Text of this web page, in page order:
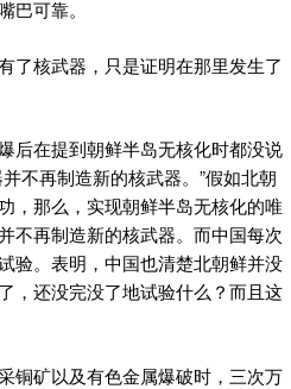
巴可靠。
了核武器，只是证明在那里发生了
后在提到朝鲜半岛无核化时都没说
不再制造新的核武器。”假如北朝
，那么，实现朝鲜半岛无核化的唯
不再制造新的核武器。而中国每次
验。表明，中国也清楚北朝鲜并没
，还没完没了地试验什么？而且这
铜矿以及有色金属爆破时，三次万